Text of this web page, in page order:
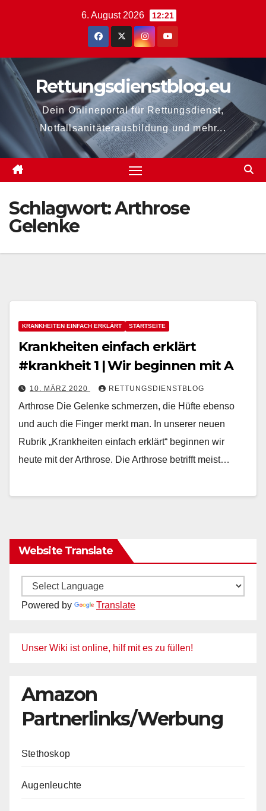
6. August 2026 12:21
Rettungsdienstblog.eu
Dein Onlineportal für Rettungsdienst,
Notfallsanitäterausbildung und mehr...
Schlagwort:Arthrose
Gelenke
KRANKHEITEN EINFACH ERKLÄRT STARTSEITE
Krankheiten einfach erklärt
#krankheit 1 | Wir beginnen mit A
10. MÄRZ 2020 RETTUNGSDIENSTBLOG
Arthrose Die Gelenke schmerzen, die Hüfte ebenso
und auch die Finger merkt man. In unserer neuen
Rubrik „Krankheiten einfach erklärt“ beginnen wir
heute mit der Arthrose. Die Arthrose betrifft meist…
Website Translate
Powered by Translate
Unser Wiki ist online, hilf mit es zu füllen!
Amazon
Partnerlinks/Werbung
Stethoskop
Augenleuchte